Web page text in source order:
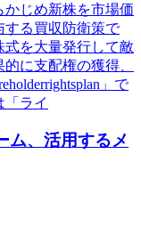
じめ新株を市場価
する買収防衛策で
を大量発行して敵
に支配権の獲得、
」で
ライ
ム、活用するメ